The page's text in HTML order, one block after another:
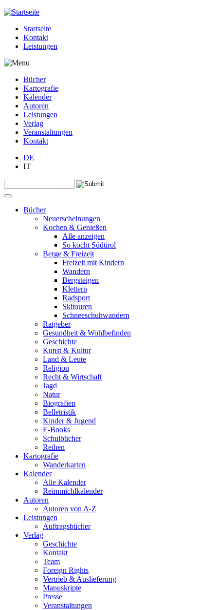
Jump to navigation
Startseite
Kontakt
Leistungen
Bücher
Kartografie
Kalender
Autoren
Leistungen
Verlag
Veranstaltungen
Kontakt
DE
IT
Suchformular
Bücher
Neuerscheinungen
Kochen & Genießen
Alle anzeigen
So kocht Südtirol
Berge & Freizeit
Freizeit mit Kindern
Wandern
Bergsteigen
Klettern
Radsport
Skitouren
Schneeschuhwandern
Ratgeber
Gesundheit & Wohlbefinden
Geschichte
Kunst & Kultur
Land & Leute
Religion
Recht & Wirtschaft
Jagd
Natur
Biografien
Belletristik
Kinder & Jugend
E-Books
Schulbücher
Reihen
Kartografie
Wanderkarten
Kalender
Alle Kalender
Reimmichlkalender
Autoren
Autoren von A-Z
Leistungen
Auftragsbücher
Verlag
Geschichte
Kontakt
Team
Foreign Rights
Vertrieb & Auslieferung
Manuskripte
Presse
Veranstaltungen